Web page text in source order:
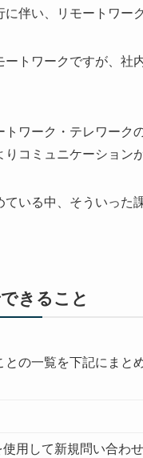
伴い、リモートワー
トワークですが、社
トワーク・テレワーク
コミュニケーション
ている中、そういった
きること
の一覧を下記にまと
用して新規問い合わ